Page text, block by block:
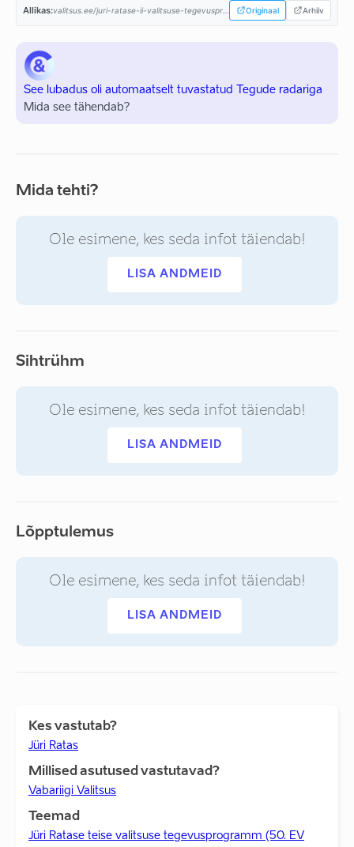
Allikas: Originaal Arhiiv
See lubadus oli automaatselt tuvastatud Tegude radariga
Mida see tähendab?
Mida tehti?
Ole esimene, kes seda infot täiendab!
LISA ANDMEID
Sihtrühm
Ole esimene, kes seda infot täiendab!
LISA ANDMEID
Lõpptulemus
Ole esimene, kes seda infot täiendab!
LISA ANDMEID
Kes vastutab?
Jüri Ratas
Millised asutused vastutavad?
Vabariigi Valitsus
Teemad
Jüri Ratase teise valitsuse tegevusprogramm (50. EV